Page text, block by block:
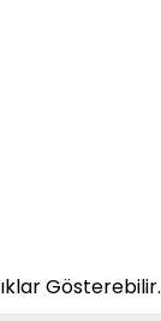
Gösterebilir.